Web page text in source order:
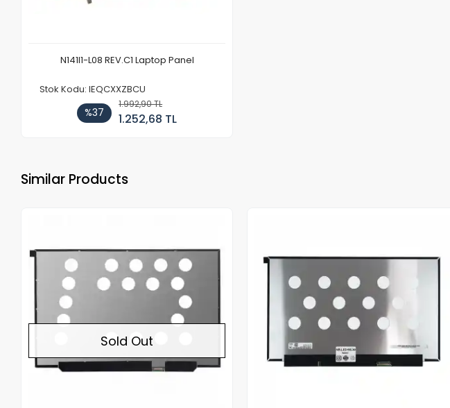
N141I1-L08 REV.C1 Laptop Panel
Stok Kodu: IEQCXXZBCU
%37
1.992,90 TL
1.252,68 TL
Similar Products
Sold Out